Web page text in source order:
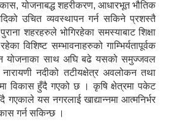
योजनाबद्ध शहरीकरण, आधारभूत भौतिक
उचित व्यवस्थापन गर्न सकिने प्रशस्तै
शहरहरुले भोगिरहेका समस्याबाट शिक्षा
विशिष्ट सम्भावनाहरुको गाम्भिर्यतापूर्वक
योजनाका साथ अघि बढे यसको समुज्जवल
नदीको तटीयक्षेत्र अवलोकन तथा
विकास हुँदै गएको छ । कृषि क्षेत्रमा पकेट
गएकाले यस नगरलाई खाद्यान्नमा आत्मनिर्भर
गर्न सकिन्छ ।